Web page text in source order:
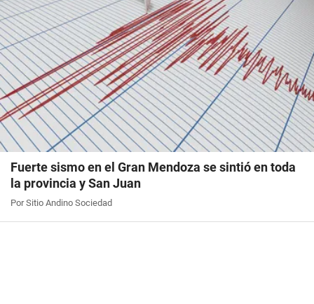
Fuerte sismo en el Gran Mendoza se sintió en toda
la provincia y San Juan
Por Sitio Andino Sociedad